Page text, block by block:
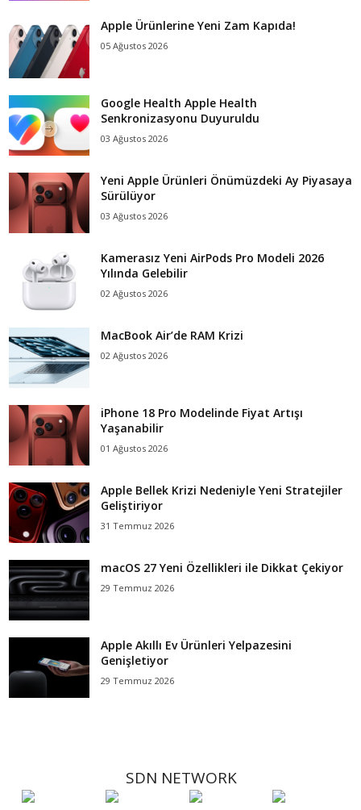
Apple Ürünlerine Yeni Zam Kapıda!
05 Ağustos 2026
Google Health Apple Health
Senkronizasyonu Duyuruldu
03 Ağustos 2026
Yeni Apple Ürünleri Önümüzdeki Ay Piyasaya
Sürülüyor
03 Ağustos 2026
Kamerasız Yeni AirPods Pro Modeli 2026
Yılında Gelebilir
02 Ağustos 2026
MacBook Air’de RAM Krizi
02 Ağustos 2026
iPhone 18 Pro Modelinde Fiyat Artışı
Yaşanabilir
01 Ağustos 2026
Apple Bellek Krizi Nedeniyle Yeni Stratejiler
Geliştiriyor
31 Temmuz 2026
macOS 27 Yeni Özellikleri ile Dikkat Çekiyor
29 Temmuz 2026
Apple Akıllı Ev Ürünleri Yelpazesini
Genişletiyor
29 Temmuz 2026
SDN NETWORK